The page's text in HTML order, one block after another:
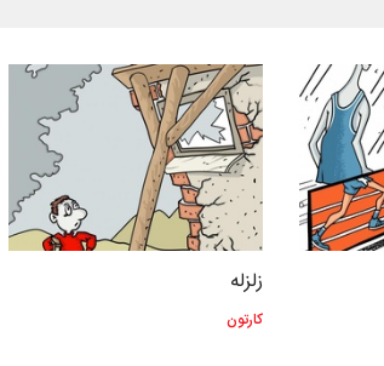
زلزله
کارتون